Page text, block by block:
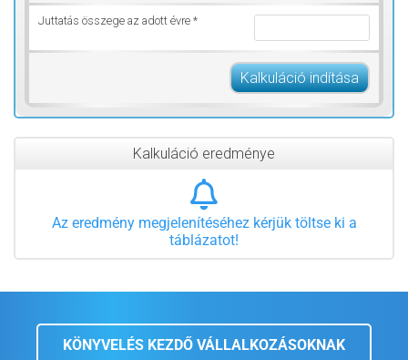
Juttatás összege az adott évre *
Kalkuláció indítása
Kalkuláció eredménye
Az eredmény megjelenítéséhez kérjük töltse ki a
táblázatot!
KÖNYVELÉS KEZDŐ VÁLLALKOZÁSOKNAK